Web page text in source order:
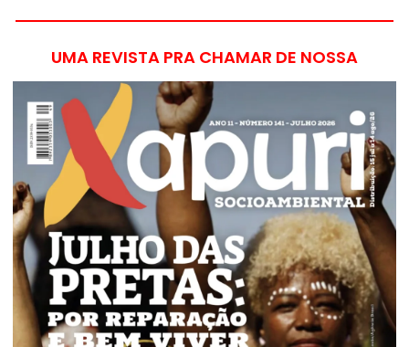
UMA REVISTA PRA CHAMAR DE NOSSA